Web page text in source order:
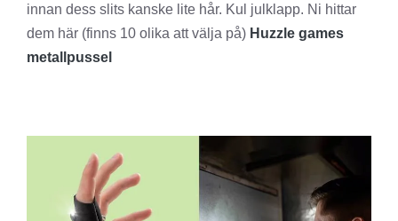
innan dess slits kanske lite hår. Kul julklapp. Ni hittar
dem här (finns 10 olika att välja på) Huzzle games
metallpussel